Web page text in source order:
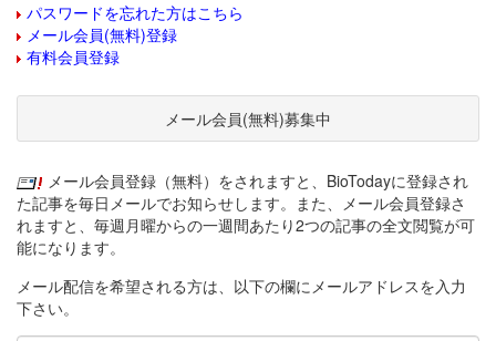
パスワードを忘れた方はこちら
メール会員(無料)登録
有料会員登録
メール会員(無料)募集中
メール会員登録（無料）をされますと、BioTodayに登録され
た記事を毎日メールでお知らせします。また、メール会員登録さ
れますと、毎週月曜からの一週間あたり2つの記事の全文閲覧が可
能になります。
メール配信を希望される方は、以下の欄にメールアドレスを入力
下さい。